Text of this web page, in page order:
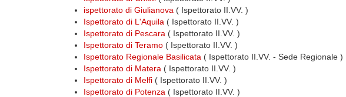
ispettorato di Giulianova ( Ispettorato II.VV. )
Ispettorato di L'Aquila ( Ispettorato II.VV. )
Ispettorato di Pescara ( Ispettorato II.VV. )
Ispettorato di Teramo ( Ispettorato II.VV. )
Ispettorato Regionale Basilicata ( Ispettorato II.VV. - Sede Regionale )
Ispettorato di Matera ( Ispettorato II.VV. )
Ispettorato di Melfi ( Ispettorato II.VV. )
Ispettorato di Potenza ( Ispettorato II.VV. )